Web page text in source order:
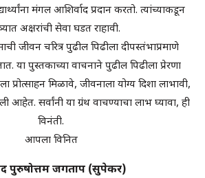
मंगल आशिर्वाद प्रदान करतो. त्यांच्याकडून
अक्षरांची सेवा घडत राहावी.
जीवन चरित्र पुढील पिढीला दीपस्तंभाप्रमाणे
या पुस्तकाच्या वाचनाने पुढील पिढीला प्रेरणा
प्रोत्साहन मिळावे, जीवनाला योग्य दिशा लाभावी,
आहेत. सर्वांनी या ग्रंथ वाचण्याचा लाभ घ्यावा, ही
विनंती.
आपला विनित
पुरुषोत्तम जगताप (सुपेकर)